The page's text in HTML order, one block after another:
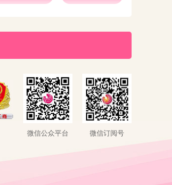
微信公众平台 微信订阅号